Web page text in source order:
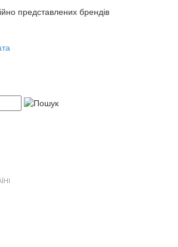
представлених брендів